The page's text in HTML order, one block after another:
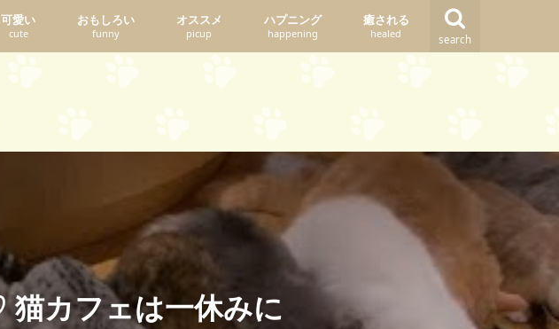
search
可愛い
cute
おもしろい
funny
オススメ
picup
ハプニング
happening
癒される
healed
カフェは一休みに